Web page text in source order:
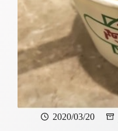
2020/03/20